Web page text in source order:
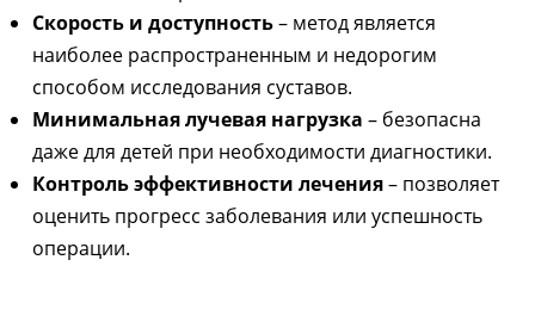
Скорость и доступность– метод является
наиболее распространенным и недорогим
способом исследования суставов.
Минимальная лучевая нагрузка – безопасна
даже для детей при необходимости диагностики.
Контроль эффективности лечения– позволяет
оценить прогресс заболевания или успешность
операции.